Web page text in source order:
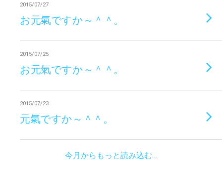
2015/07/27
お元氣ですか～＾＾。
2015/07/25
お元氣ですか～＾＾。
2015/07/23
元氣ですか～＾＾。
今月からもっと読み込む…